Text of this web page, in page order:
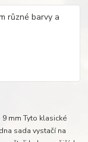
mm Tyto klasické
sada vystačí na